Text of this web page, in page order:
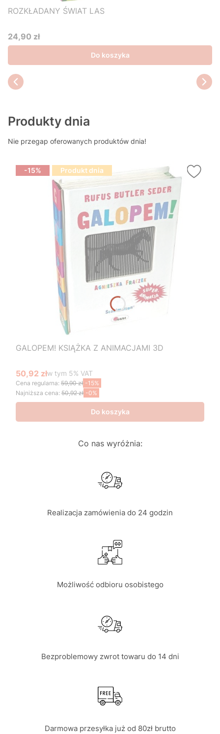
ROZKŁADANY ŚWIAT LAS
Cena
24,90 zł
Do koszyka
Produkty dnia
Nie przegap oferowanych produktów dnia!
-15% Produkt dnia
GALOPEM! KSIĄŻKA Z ANIMACJAMI 3D
Cena promocyjna brutto
50,92 złw tym %s VAT
w tym 5% VAT
Cena regularna: 59,90 zł -15%
Najniższa cena: 50,92 zł -0%
Do koszyka
Co nas wyróżnia:
Realizacja zamówienia do 24 godzin
Możliwość odbioru osobistego
Bezproblemowy zwrot towaru do 14 dni
Darmowa przesyłka już od 80zł brutto